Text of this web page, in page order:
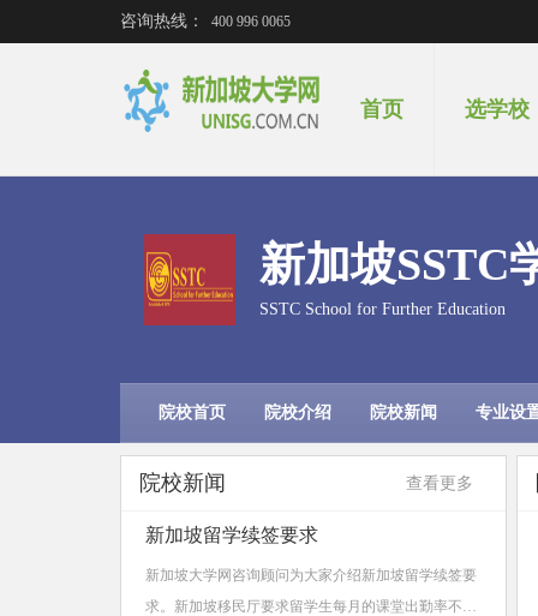
咨询热线： 400 996 0065
首页 选学校
新加坡SSTC
SSTC School for Further Education
院校首页 院校介绍 院校新闻 专业设
院校新闻 查看更多
新加坡留学续签要求
新加坡大学网咨询顾问为大家介绍新加坡留学续签要
求。新加坡移民厅要求留学生每月的课堂出勤率不能